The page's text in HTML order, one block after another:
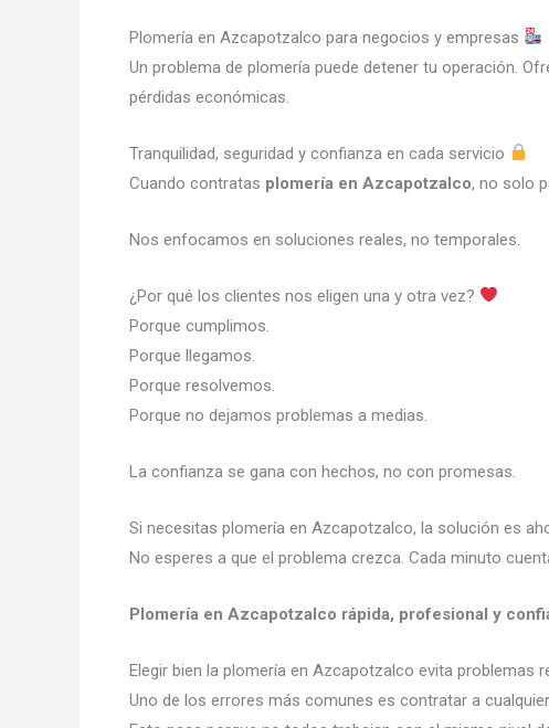
Plomería en Azcapotzalco para negocios y empresas
Un problema de plomería puede detener tu operación.
pérdidas económicas.
Tranquilidad, seguridad y confianza en cada servicio
Cuando contratas plomería en Azcapotzalco, no solo
Nos enfocamos en soluciones reales, no temporales.
¿Por qué los clientes nos eligen una y otra vez?
Porque cumplimos.
Porque llegamos.
Porque resolvemos.
Porque no dejamos problemas a medias.
La confianza se gana con hechos, no con promesas.
Si necesitas plomería en Azcapotzalco, la solución es
No esperes a que el problema crezca. Cada minuto
Plomería en Azcapotzalco rápida, profesional y
Elegir bien la plomería en Azcapotzalco evita problemas
Uno de los errores más comunes es contratar a